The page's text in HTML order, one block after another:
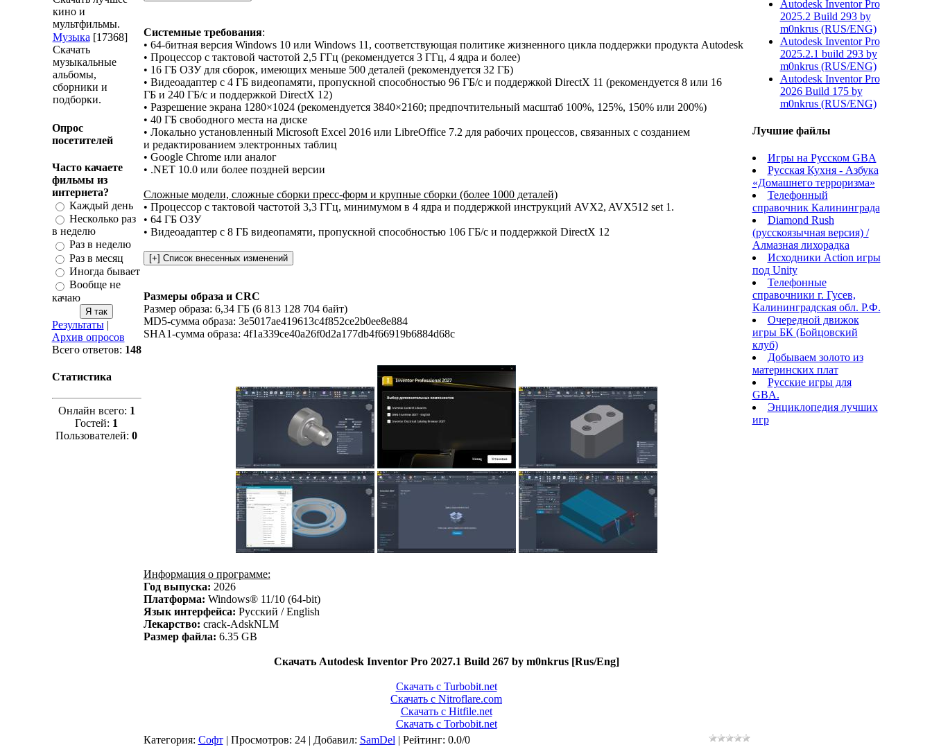
кино и
мультфильмы.
Музыка [17368]
Скачать
музыкальные
альбомы,
сборники и
подборки.
Опрос
посетителей
Часто качаете
фильмы из
интернета?
Каждый день
Несколько раз
в неделю
Раз в неделю
Раз в месяц
Иногда бывает
Вообще не
качаю
Результаты|
Архив опросов
Всего ответов: 148
Статистика
Онлайн всего: 1
Гостей: 1
Пользователей: 0
Системные требования:
• 64-битная версия Windows 10 или Windows 11, соответствующая политике жизненного цикла поддержки продукта Autodesk
• Процессор с тактовой частотой 2,5 ГГц (рекомендуется 3 ГГц, 4 ядра и более)
• 16 ГБ ОЗУ для сборок, имеющих меньше 500 деталей (рекомендуется 32 ГБ)
• Видеоадаптер с 4 ГБ видеопамяти, пропускной способностью 96 ГБ/с и поддержкой DirectX 11 (рекомендуется 8 или 16
ГБ и 240 ГБ/с и поддержкой DirectX 12)
• Разрешение экрана 1280×1024 (рекомендуется 3840×2160; предпочтительный масштаб 100%, 125%, 150% или 200%)
• 40 ГБ свободного места на диске
• Локально установленный Microsoft Excel 2016 или LibreOffice 7.2 для рабочих процессов, связанных с созданием
и редактированием электронных таблиц
• Google Chrome или аналог
• .NET 10.0 или более поздней версии
Сложные модели, сложные сборки пресс-форм и крупные сборки (более 1000 деталей)
• Процессор с тактовой частотой 3,3 ГГц, минимумом в 4 ядра и поддержкой инструкций AVX2, AVX512 set 1.
• 64 ГБ ОЗУ
• Видеоадаптер с 8 ГБ видеопамяти, пропускной способностью 106 ГБ/с и поддержкой DirectX 12
Размеры образа и CRC
Размер образа: 6,34 ГБ (6 813 128 704 байт)
MD5-сумма образа: 3e5017ae419613c4f852ce2b0ee8e884
SHA1-сумма образа: 4f1a339ce40a26f0d2a177db4f66919b6884d68c
Информация о программе:
Год выпуска: 2026
Платформа: Windows® 11/10 (64-bit)
Язык интерфейса: Русский / English
Лекарство: crack-AdskNLM
Размер файла: 6.35 GB
Скачать Autodesk Inventor Pro 2027.1 Build 267 by m0nkrus [Rus/Eng]
Скачать с Turbobit.net
Скачать с Nitroflare.com
Скачать с Hitfile.net
Скачать с Torbobit.net
Категория: Софт| Просмотров: 24 | Добавил: SamDel| Рейтинг: 0.0/0
Autodesk Inventor Pro
2025.2 Build 293 by
m0nkrus (RUS/ENG)
Autodesk Inventor Pro
2025.2.1 build 293 by
m0nkrus (RUS/ENG)
Autodesk Inventor Pro
2026 Build 175 by
m0nkrus (RUS/ENG)
Лучшие файлы
Игры на Русском GBA
Русская Кухня - Азбука
«Домашнего терроризма»
Телефонный
справочник Калининграда
Diamond Rush
(русскоязычная версия) /
Алмазная лихорадка
Исходники Action игры
под Unity
Телефонные
справочники г. Гусев,
Калининградская обл. Р.Ф.
Очередной движок
игры БК (Бойцовский
клуб)
Добываем золото из
материнских плат
Русские игры для
GBA.
Энциклопедия лучших
игр